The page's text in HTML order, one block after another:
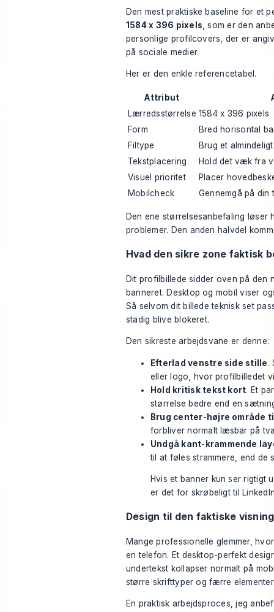
Den mest praktiske baseline for et
1584 x 396 pixels , som er den
personlige profilcovers, der er
på sociale medier.
Her er den enkle referencetabel.
Attribut
Lærredsstørrelse 1584 x 396 pixels
Form
Bred horisontal
Filtype
Brug et
Tekstplacering
Hold det væk fra
Visuel prioritet
Placer
Mobilcheck
Gennemgå på
Den ene størrelsesanbefaling
problemer. Den anden halvdel
Hvad den sikre zone faktisk
Dit profilbillede sidder oven på den
banneret. Desktop og mobil viser
Så selvom dit billede teknisk set
stadig blive blokeret.
Den sikreste arbejdsvane er denne:
Efterlad venstre side stille.
eller logo, hvor profilbilledet
Hold kritisk tekst kort. Et
størrelse bedre end en
Brug center-højre område
forbliver normalt læsbar på
Undgå kant-krammende
til at føles strammere, end de
Hvis et banner kun ser rigtigt
er det for skrøbeligt til
Design til den faktiske
Mange professionelle glemmer,
en telefon. Et desktop-perfekt
undertekst kollapser normalt på
større skrifttyper og færre
En praktisk arbejdsproces, jeg